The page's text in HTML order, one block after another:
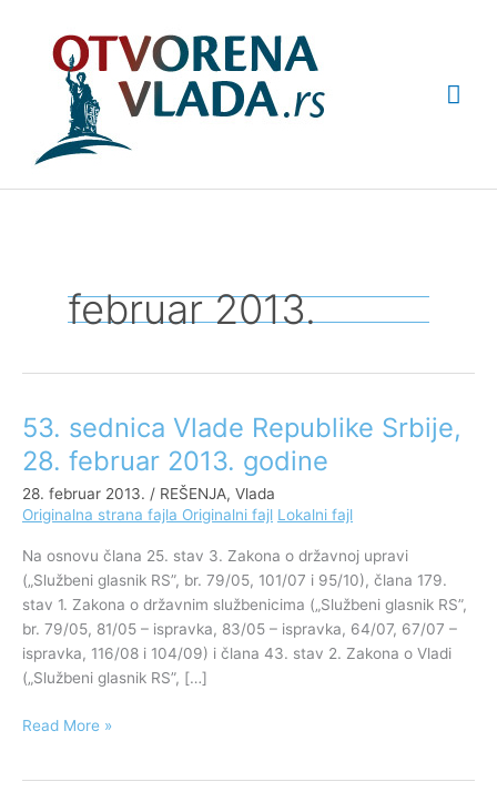
februar 2013.
53. sednica Vlade Republike Srbije,
28. februar 2013. godine
28. februar 2013. / REŠENJA, Vlada
Originalna strana fajla Originalni fajl Lokalni fajl
Na osnovu člana 25. stav 3. Zakona o državnoj upravi
(„Službeni glasnik RS”, br. 79/05, 101/07 i 95/10), člana 179.
stav 1. Zakona o državnim službenicima („Službeni glasnik RS”,
br. 79/05, 81/05 – ispravka, 83/05 – ispravka, 64/07, 67/07 –
ispravka, 116/08 i 104/09) i člana 43. stav 2. Zakona o Vladi
(„Službeni glasnik RS”, […]
53.
sednica
Vlade
Republike
Srbije,
februar
2013.
godine
Read More »